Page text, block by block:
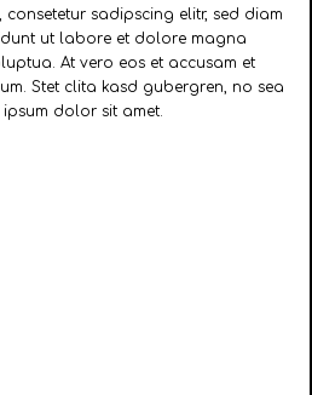
sadipscing elitr, sed diam
ut labore et dolore magna
At vero eos et accusam et
Stet clita kasd gubergren, no sea
dolor sit amet.